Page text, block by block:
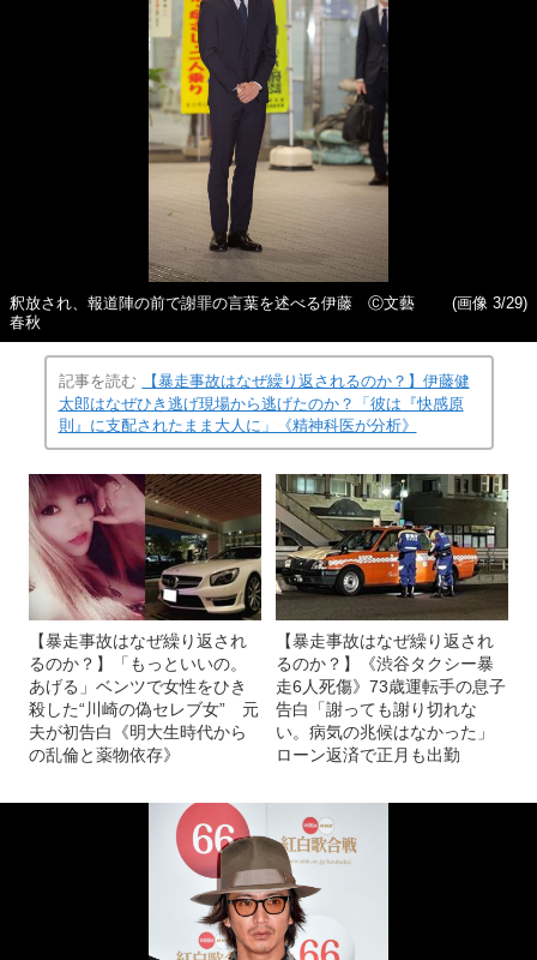
釈放され、報道陣の前で謝罪の言葉を述べる伊藤 Ⓒ文藝
春秋
(画像 3/29)
記事を読む
【暴走事故はなぜ繰り返されるのか？】伊藤健
太郎はなぜひき逃げ現場から逃げたのか？「彼は『快感原
則』に支配されたまま大人に」《精神科医が分析》
【暴走事故はなぜ繰り返され
るのか？】「もっといいの。
あげる」ベンツで女性をひき
殺した“川崎の偽セレブ女” 元
夫が初告白《明大生時代から
の乱倫と薬物依存》
【暴走事故はなぜ繰り返され
るのか？】《渋谷タクシー暴
走6人死傷》73歳運転手の息子
告白「謝っても謝り切れな
い。病気の兆候はなかった」
ローン返済で正月も出勤